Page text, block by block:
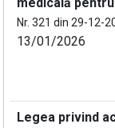
Nr. 321 din 29-12-
13/01/2026
Legea privind